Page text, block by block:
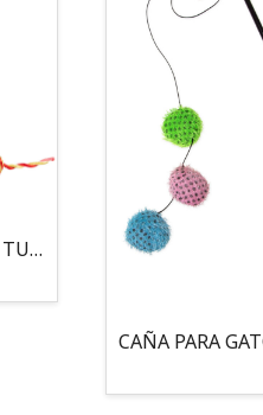
MOUSE LOCO 5,5 CM - TUBO